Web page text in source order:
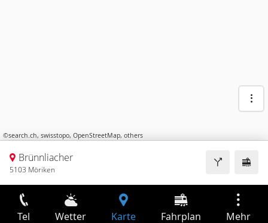
©search.ch, swisstopo, OpenStreetMap, others
Brünnliacher
5103 Möriken
Tel Wetter Karte Fahrplan Mehr